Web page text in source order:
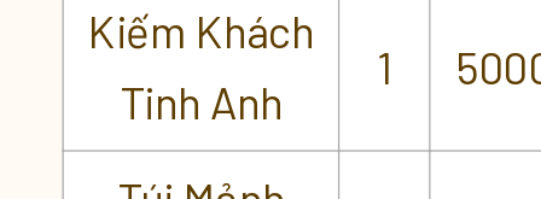
Kiếm Khách
Tinh Anh
1